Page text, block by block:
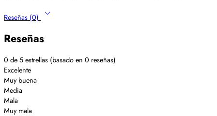
Reseñas (0)
Reseñas
0 de 5 estrellas (basado en 0 reseñas)
Excelente
Muy buena
Media
Mala
Muy mala